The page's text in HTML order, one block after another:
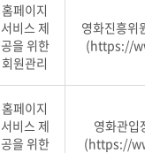
홈페이지
서비스 제
공을 위한
회원관리
영화진흥위
(https://
홈페이지
서비스 제
공을 위한
영화관입
(https://